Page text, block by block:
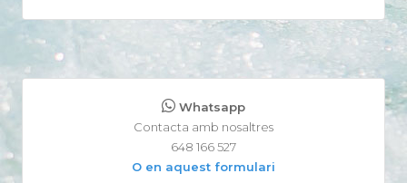
Whatsapp
Contacta amb nosaltres
648 166 527
O en aquest formulari